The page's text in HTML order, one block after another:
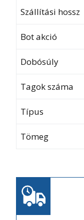
Szállítási hossz
Bot akció
Dobósúly
Tagok száma
Típus
Tömeg